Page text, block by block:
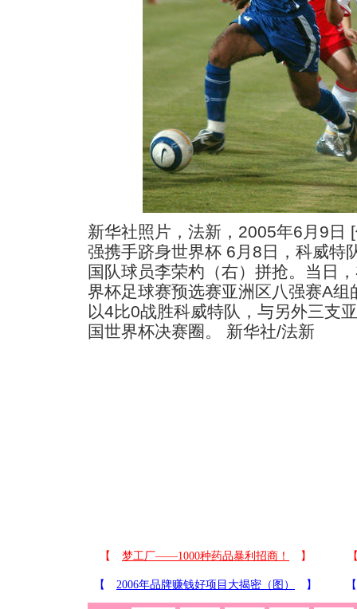
新华社照片，法新，2005年6月9
强携手跻身世界杯 6月8日，科威特
国队球员李荣杓（右）拼抢。当日
界杯足球赛预选赛亚洲区八强赛A
以4比0战胜科威特队，与另外三支
国世界杯决赛圈。 新华社/法新